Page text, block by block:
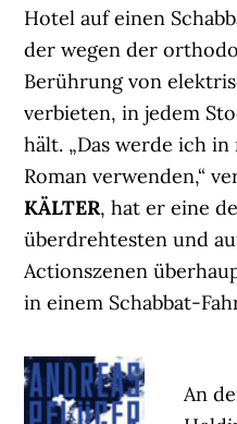
Hotel auf einen
der wegen der
Berührung von
verbieten, in jedem
hält. „Das werde ich
Roman verwenden,“
KÄLTER, hat er eine
überdrehtesten und
Actionszenen
in einem Schabbat-
An